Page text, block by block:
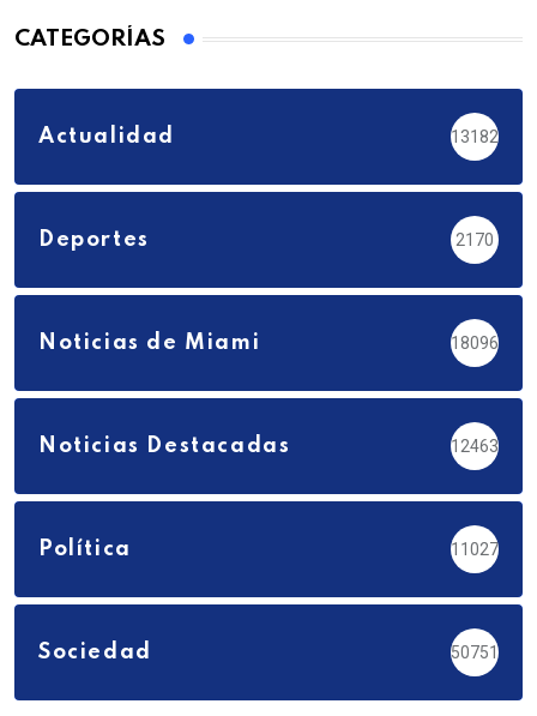
CATEGORÍAS
Actualidad 13182
Deportes 2170
Noticias de Miami 18096
Noticias Destacadas 12463
Política 11027
Sociedad 50751